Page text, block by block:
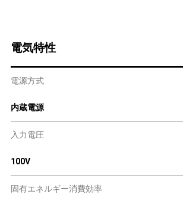
電気特性
電源方式
内蔵電源
入力電圧
100V
固有エネルギー消費効率